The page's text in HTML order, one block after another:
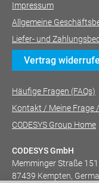
Impressum
Allgemeine
Liefer- und
Vertrag
Häufige Fragen (FAQs)
Kontakt / Meine Frage
CODESYS Group Home
CODESYS GmbH
Memminger Straße 151
87439 Kempten,